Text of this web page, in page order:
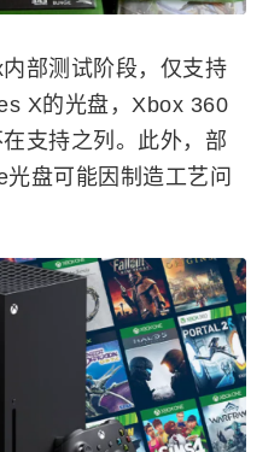
部测试阶段，仅支持
X的光盘，Xbox 360
支持之列。此外，部
盘可能因制造工艺问